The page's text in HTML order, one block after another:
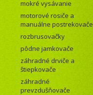
mokré vysávanie
motorové rosiče a
manuálne postrekovače
rozbrusovačky
pôdne jamkovače
záhradné drviče a
štiepkovače
záhradné
prevzdušňovače